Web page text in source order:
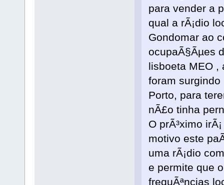
para vender a
qual a rÃ¡dio
Gondomar ao
ocupaÃ§Ãµes
lisboeta MEO ,
foram surgindo
Porto, para
nÃ£o tinha
O prÃ³ximo
motivo este
uma rÃ¡dio
e permite que
frequÃªncias